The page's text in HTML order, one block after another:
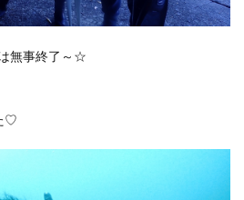
無事終了～☆
♡